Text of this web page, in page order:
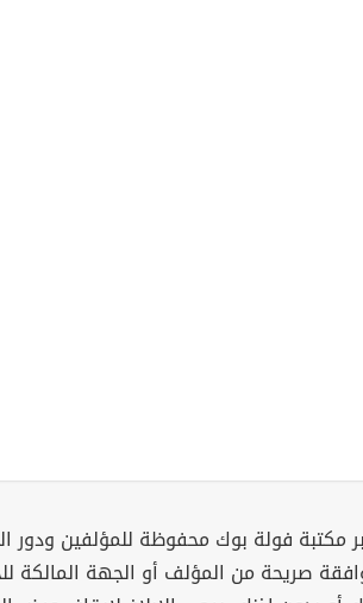
مكتبة فولة بوك محفوظة للمؤلفين ودور
صريحة من المؤلف أو الجهة المالكة